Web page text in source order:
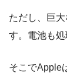
ただし、巨
す。電池も処
そこでApple